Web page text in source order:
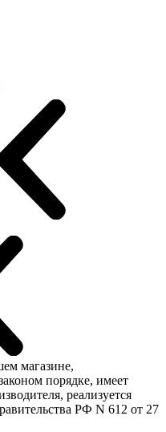
магазине,
порядке, имеет
реализуется
РФ N 612 от 27